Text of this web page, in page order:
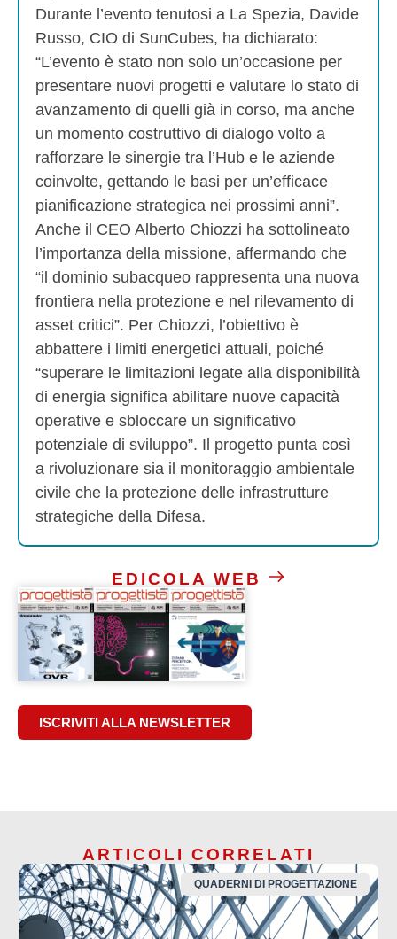
Durante l’evento tenutosi a La Spezia, Davide
Russo, CIO di SunCubes, ha dichiarato:
“L’evento è stato non solo un’occasione per
presentare nuovi progetti e valutare lo stato di
avanzamento di quelli già in corso, ma anche
un momento costruttivo di dialogo volto a
rafforzare le sinergie tra l’Hub e le aziende
coinvolte, gettando le basi per un’efficace
pianificazione strategica nei prossimi anni”.
Anche il CEO Alberto Chiozzi ha sottolineato
l’importanza della missione, affermando che
“il dominio subacqueo rappresenta una nuova
frontiera nella protezione e nel rilevamento di
asset critici”. Per Chiozzi, l’obiettivo è
abbattere i limiti energetici attuali, poiché
“superare le limitazioni legate alla disponibilità
di energia significa abilitare nuove capacità
operative e sbloccare un significativo
potenziale di sviluppo”. Il progetto punta così
a rivoluzionare sia il monitoraggio ambientale
civile che la protezione delle infrastrutture
strategiche della Difesa.
EDICOLA WEB
ISCRIVITI ALLA NEWSLETTER
ARTICOLI CORRELATI
QUADERNI DI PROGETTAZIONE